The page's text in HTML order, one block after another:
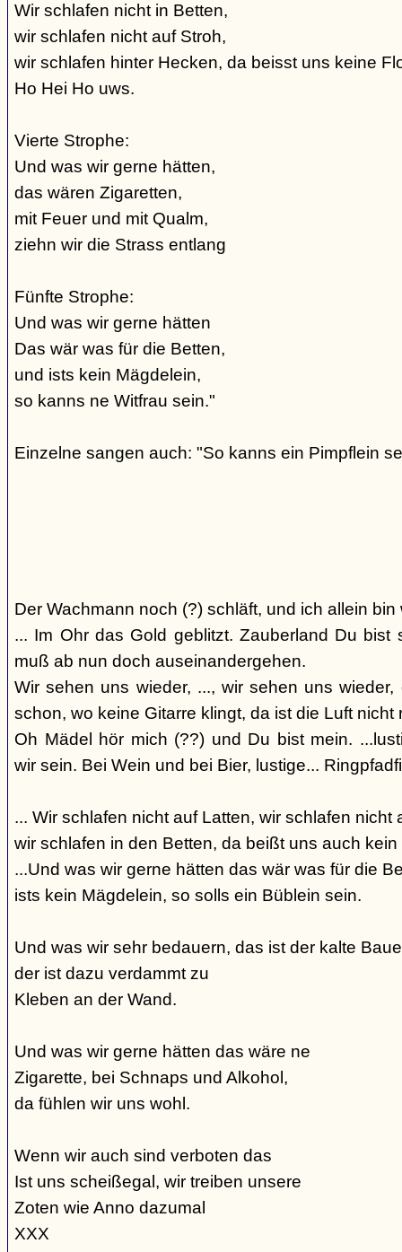
Wir schlafen nicht in Betten,
wir schlafen nicht auf Stroh,
wir schlafen hinter Hecken, da beisst uns keine
Ho Hei Ho uws.
Vierte Strophe:
Und was wir gerne hätten,
das wären Zigaretten,
mit Feuer und mit Qualm,
ziehn wir die Strass entlang
Fünfte Strophe:
Und was wir gerne hätten
Das wär was für die Betten,
und ists kein Mägdelein,
so kanns ne Witfrau sein."
Einzelne sangen auch: "So kanns ein Pimpflein
Der Wachmann noch (?) schläft, und ich allein bin
... Im Ohr das Gold geblitzt. Zauberland Du bist
muß ab nun doch auseinandergehen.
Wir sehen uns wieder, ..., wir sehen uns
schon, wo keine Gitarre klingt, da ist die Luft nicht
Oh Mädel hör mich (??) und Du bist mein.
wir sein. Bei Wein und bei Bier, lustige...
... Wir schlafen nicht auf Latten, wir schlafen nicht
wir schlafen in den Betten, da beißt uns auch kein
...Und was wir gerne hätten das wär was für die
ists kein Mägdelein, so solls ein Büblein sein.
Und was wir sehr bedauern, das ist der kalte
der ist dazu verdammt zu
Kleben an der Wand.
Und was wir gerne hätten das wäre ne
Zigarette, bei Schnaps und Alkohol,
da fühlen wir uns wohl.
Wenn wir auch sind verboten das
Ist uns scheißegal, wir treiben unsere
Zoten wie Anno dazumal
XXX